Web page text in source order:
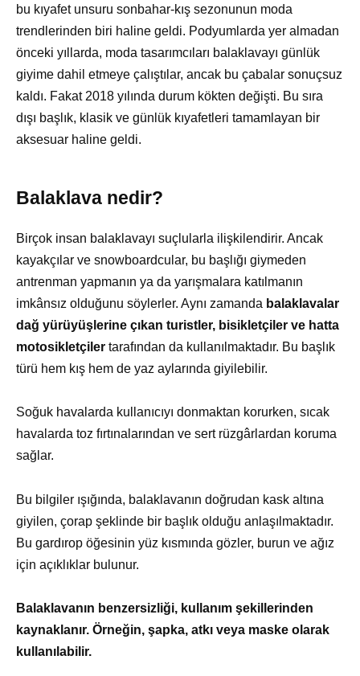
bu kıyafet unsuru sonbahar-kış sezonunun moda
trendlerinden biri haline geldi. Podyumlarda yer almadan
önceki yıllarda, moda tasarımcıları balaklavayı günlük
giyime dahil etmeye çalıştılar, ancak bu çabalar sonuçsuz
kaldı. Fakat 2018 yılında durum kökten değişti. Bu sıra
dışı başlık, klasik ve günlük kıyafetleri tamamlayan bir
aksesuar haline geldi.
Balaklava nedir?
Birçok insan balaklavayı suçlularla ilişkilendirir. Ancak
kayakçılar ve snowboardcular, bu başlığı giymeden
antrenman yapmanın ya da yarışmalara katılmanın
imkânsız olduğunu söylerler. Aynı zamanda balaklavalar
dağ yürüyüşlerine çıkan turistler, bisikletçiler ve hatta
motosikletçiler tarafından da kullanılmaktadır. Bu başlık
türü hem kış hem de yaz aylarında giyilebilir.
Soğuk havalarda kullanıcıyı donmaktan korurken, sıcak
havalarda toz fırtınalarından ve sert rüzgârlardan koruma
sağlar.
Bu bilgiler ışığında, balaklavanın doğrudan kask altına
giyilen, çorap şeklinde bir başlık olduğu anlaşılmaktadır.
Bu gardırop öğesinin yüz kısmında gözler, burun ve ağız
için açıklıklar bulunur.
Balaklavanın benzersizliği, kullanım şekillerinden
kaynaklanır. Örneğin, şapka, atkı veya maske olarak
kullanılabilir.